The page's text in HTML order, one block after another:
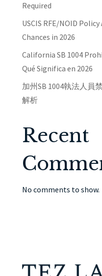
Required
USCIS RFE/NOID
Chances in 2026
California SB 1004
Qué Significa en 2026
加州SB 1004執法人員
解析
Recent
No comments to show.